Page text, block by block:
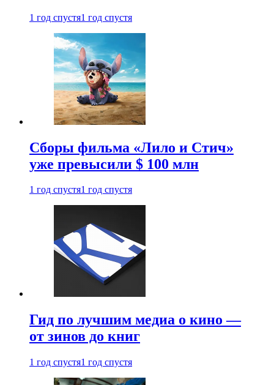
1 год спустя1 год спустя
Сборы фильма «Лило и Стич»
уже превысили $ 100 млн
1 год спустя1 год спустя
Гид по лучшим медиа о кино —
от зинов до книг
1 год спустя1 год спустя